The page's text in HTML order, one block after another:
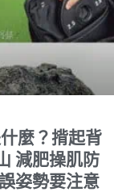
麼？揹起背
減肥操肌防
姿勢要注意